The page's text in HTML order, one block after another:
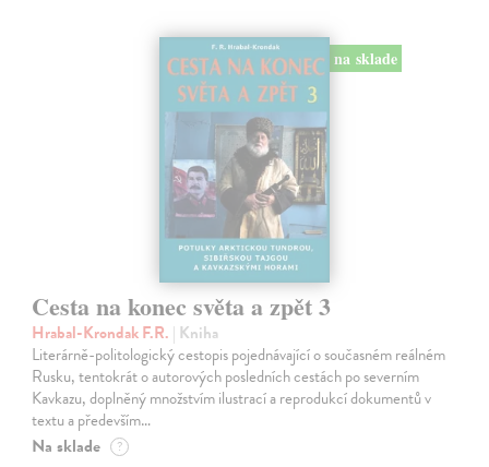
na sklade
Cesta na konec světa a zpět 3
Hrabal-Krondak F.R. | Kniha
Literárně-politologický cestopis pojednávající o současném reálném
Rusku, tentokrát o autorových posledních cestách po severním
Kavkazu, doplněný množstvím ilustrací a reprodukcí dokumentů v
textu a především…
Na sklade ?